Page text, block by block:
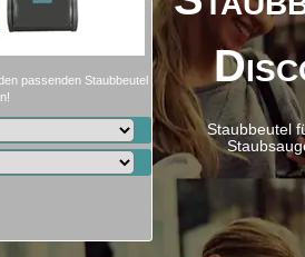
Staubbeutel
passenden Staubbeutel